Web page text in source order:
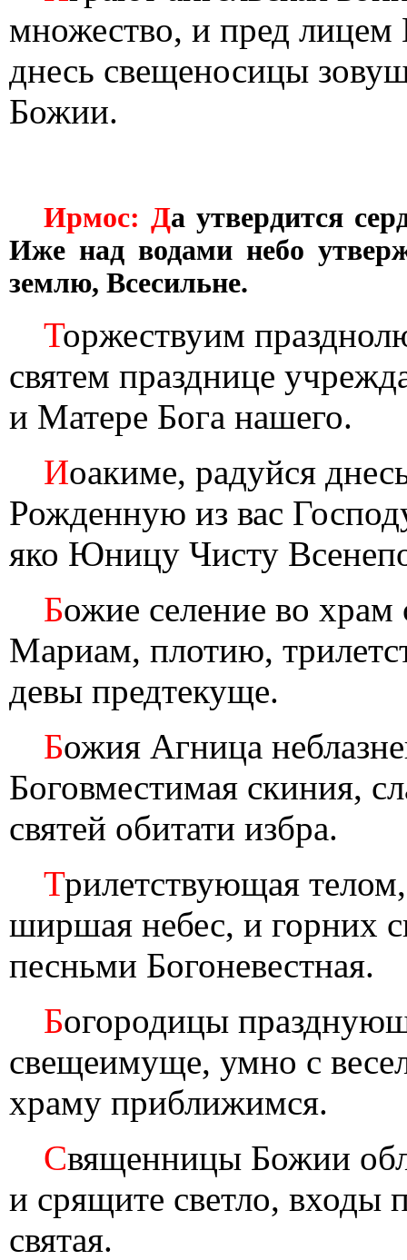
множество, и пред лицем
днесь свещеносицы
Божии.
Ирмос: Да утвердится
Иже над водами небо
землю, Всесильне.
Торжествуим
святем празднице
и Матере Бога нашего.
Иоакиме, радуйся
Рожденную из вас
яко Юницу Чисту
Божие селение во храм
Мариам, плотию,
девы предтекуще.
Божия Агница
Боговместимая скиния,
святей обитати избра.
Трилетствующая
ширшая небес, и горних
песньми Богоневестная.
Богородицы
свещеимуще, умно с
храму приближимся.
Священницы Божии
и срящите светло,
святая.